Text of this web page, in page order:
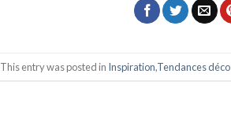
This entry was posted in Inspiration,Tendances déco